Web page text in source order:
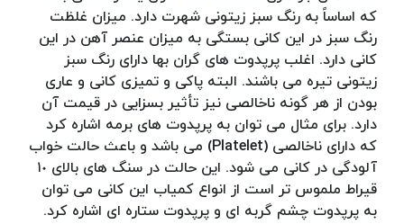
که اساساً به رنگ سبز زیتونی شهرت دارد. میزان غلظت
رنگ سبز در این کانی بستگی به میزان عنصر آهن در این
کانی دارد. اغلب پرپدوت های گران بها دارای رنگ سبز
زیتونی تیره می باشند. البته پاکی و تمیزی کانی و عاری
بودن از هر گونه ناخالصی نیز تأثیر بسزایی در قیمت آن
دارد. برای مثال می توان به پرپدوت های برمه اشاره کرد
که دارای ناخالصی (Platelet) می باشد و باعث حالت خواب
آلودگی در کانی می شود. این حالت در سنگ های بالای ١٠
قیراط ملموس تر است از انواع کمیاب این کانی می توان
به پرپدوت چشم گربه ای و پرپدوت ستاره ای اشاره کرد.